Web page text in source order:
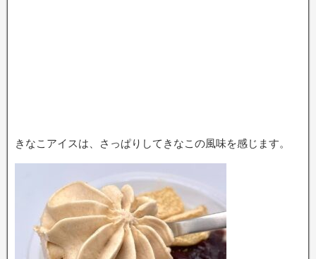
きなこアイスは、さっぱりしてきなこの風味を感じます。